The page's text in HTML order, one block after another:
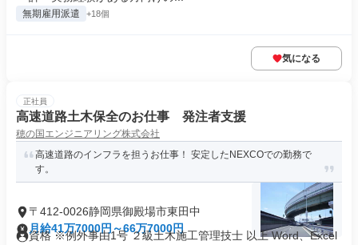
無期雇用派遣 +18個
気になる
正社員
高速道路土木保全のお仕事 発注者支援
穂の国エンジニアリング株式会社
高速道路のインフラを担うお仕事！ 安定したNEXCOでの勤務で
す。
〒412-0026静岡県御殿場市東田中
月給41万7000円～66万7000円
資格 ※例外事由1号 ２級土木施工管理技士 以上 Word、Excel